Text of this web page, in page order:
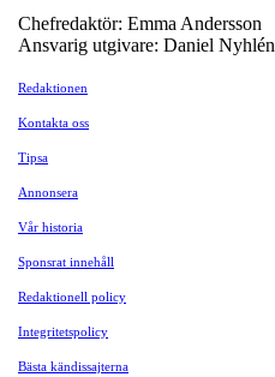
Chefredaktör: Emma Andersson
Ansvarig utgivare: Daniel Nyhlén
Redaktionen
Kontakta oss
Tipsa
Annonsera
Vår historia
Sponsrat innehåll
Redaktionell policy
Integritetspolicy
Bästa kändissajterna